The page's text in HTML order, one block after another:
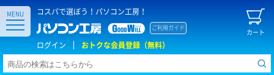
コスパで選ぼう！パソコン工房！
カート
ご利用ガイド
ログイン おトクな会員登録（無料）
MENU